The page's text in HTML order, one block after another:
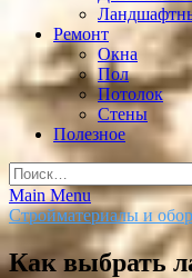
Ремонт
Окна
Пол
Потолок
Стены
Полезное
Найти:
Main Menu
Стройматериалы и
Как выбрать